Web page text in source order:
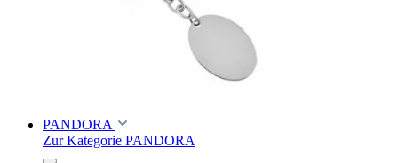
PANDORA
Zur Kategorie PANDORA